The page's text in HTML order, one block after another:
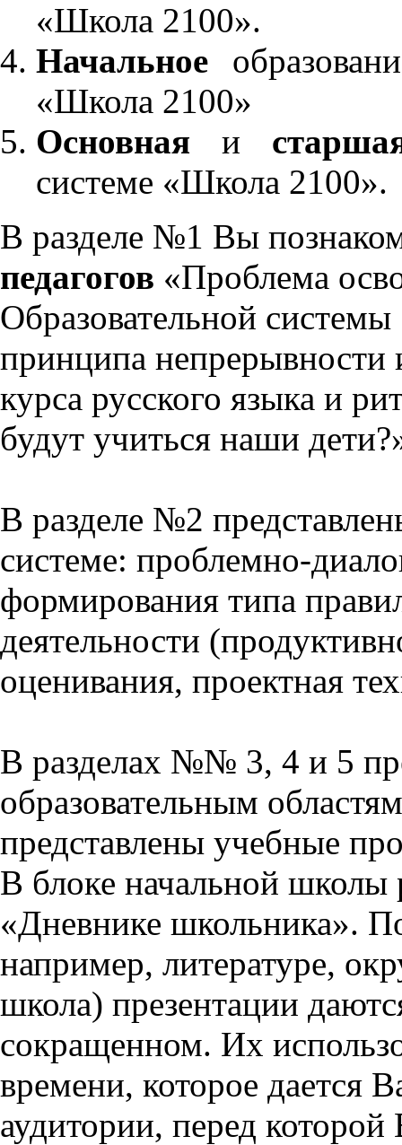
«Школа 2100».
Начальное
«Школа 2100»
Основнаяи
системе «Школа 2100».
В разделе №1 Вы
педагогов «Проблема
Образовательной
принципа непрерывности
курса русского языка и
будут учиться наши
В разделе №2
системе: проблемно-
формирования типа
деятельности
оценивания, проектная
В разделах №№ 3, 4 и 5
образовательным
представлены учебные
В блоке начальной школы
«Дневнике школьника».
например, литературе,
школа) презентации
сокращенном. Их
времени, которое дается
аудитории, перед